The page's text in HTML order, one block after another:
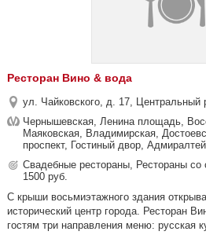
Ресторан Вино & вода
ул. Чайковского, д. 17, Центральный
Чернышевская, Ленина площадь,
Маяковская, Владимирская,
проспект, Гостиный двор,
Свадебные рестораны, Рестораны со
1500 руб.
С крыши восьмиэтажного здания
исторический центр города. Ресторан
гостям три направления меню: русская